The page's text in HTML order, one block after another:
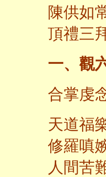
陳供如
頂禮三
一、觀
合掌虔
天道福
修羅嗔
人間苦